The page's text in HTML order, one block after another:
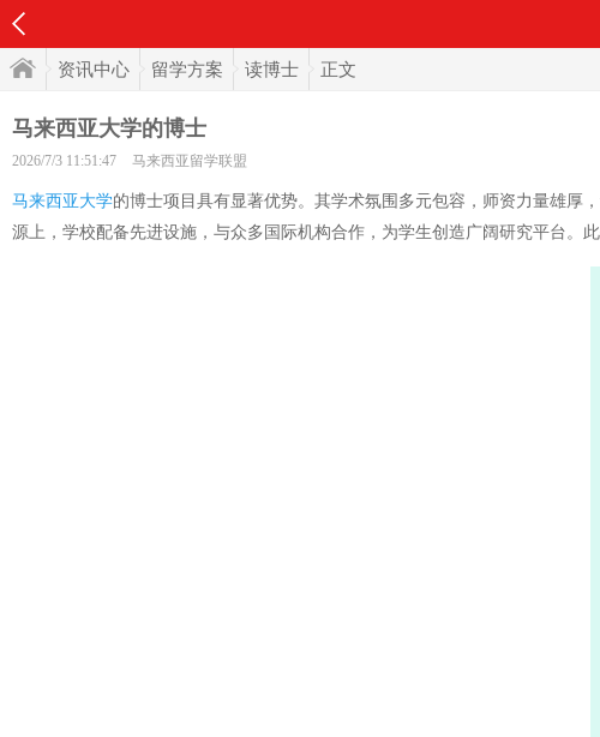
资讯中心 留学方案 读博士 正文
马来西亚大学的博士
2026/7/3 11:51:47 马来西亚留学联盟
马来西亚大学的博士项目具有显著优势。其学术氛围多元包容，师资力量雄厚
源上，学校配备先进设施，与众多国际机构合作，为学生创造广阔研究平台。